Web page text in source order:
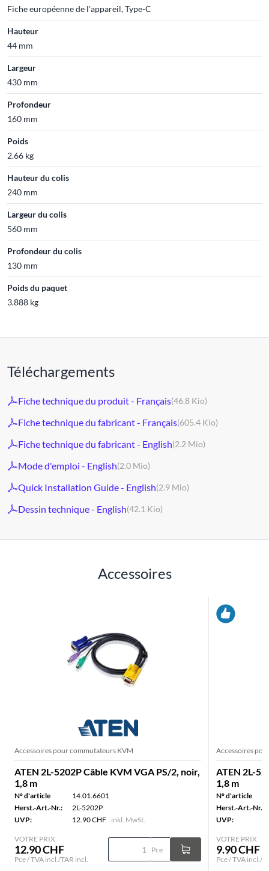
Fiche européenne de l'appareil, Type-C
Hauteur
44 mm
Largeur
430 mm
Profondeur
160 mm
Poids
2.66 kg
Hauteur du colis
240 mm
Largeur du colis
560 mm
Profondeur du colis
130 mm
Poids du paquet
3.888 kg
Téléchargements
Fiche technique du produit - Français(46.8 Kio)
Fiche technique du fabricant - Français(605.4 Kio)
Fiche technique du fabricant - English(2.2 Mio)
Mode d'emploi - English(2.0 Mio)
Quick Installation Guide - English(2.9 Mio)
Dessin technique - English(42.1 Kio)
Accessoires
Accessoires pour commutateurs KVM
ATEN 2L-5202P Câble KVM VGA PS/2, noir,
1,8 m
N° d'article
14.01.6601
Herst.-Art.-Nr.:
2L-5202P
UVP:
12.90 CHF inkl. MwSt.
VOTRE PRIX
12.90 CHF
Pce / TVA incl./TAR incl.
Pce
Accessoires
ATEN 2L-
1,8 m
N° d'article
Herst.-Art.-Nr.:
UVP:
VOTRE PRIX
9.90 CHF
Pce / TVA incl./